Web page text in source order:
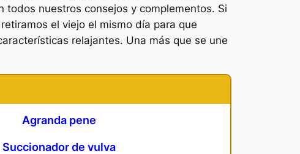
nuestros consejos y complementos. Si
el viejo el mismo día para que
relajantes. Una más que se une
Agranda pene
Succionador de vulva